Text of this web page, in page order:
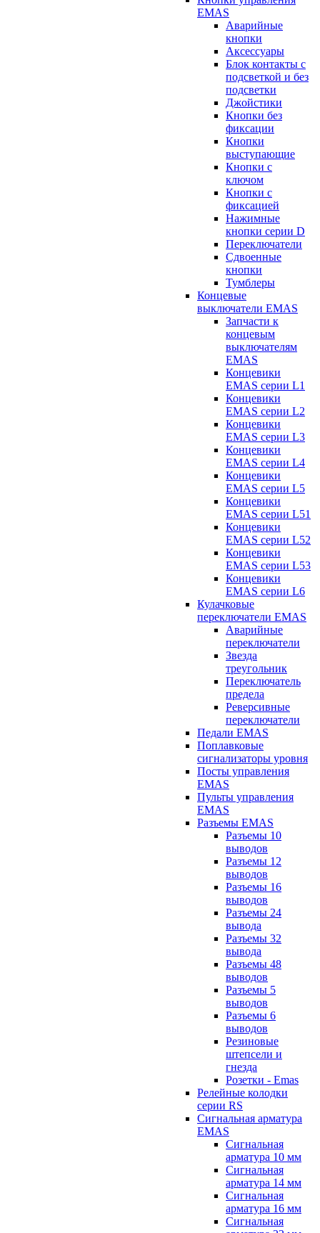
EMAS
Аварийные
кнопки
Аксессуары
Блок контакты с
подсветкой и без
подсветки
Джойстики
Кнопки без
фиксации
Кнопки
выступающие
Кнопки с
ключом
Кнопки с
фиксацией
Нажимные
кнопки серии D
Переключатели
Сдвоенные
кнопки
Тумблеры
Концевые
выключатели EMAS
Запчасти к
концевым
выключателям
EMAS
Концевики
EMAS серии L1
Концевики
EMAS серии L2
Концевики
EMAS серии L3
Концевики
EMAS серии L4
Концевики
EMAS серии L5
Концевики
EMAS серии L51
Концевики
EMAS серии L52
Концевики
EMAS серии L53
Концевики
EMAS серии L6
Кулачковые
переключатели EMAS
Аварийные
переключатели
Звезда
треугольник
Переключатель
предела
Реверсивные
переключатели
Педали EMAS
Поплавковые
сигнализаторы уровня
Посты управления
EMAS
Пульты управления
EMAS
Разъемы EMAS
Разъемы 10
выводов
Разъемы 12
выводов
Разъемы 16
выводов
Разъемы 24
вывода
Разъемы 32
вывода
Разъемы 48
выводов
Разъемы 5
выводов
Разъемы 6
выводов
Резиновые
штепсели и
гнезда
Розетки - Emas
Релейные колодки
серии RS
Сигнальная арматура
EMAS
Сигнальная
арматура 10 мм
Сигнальная
арматура 14 мм
Сигнальная
арматура 16 мм
Сигнальная